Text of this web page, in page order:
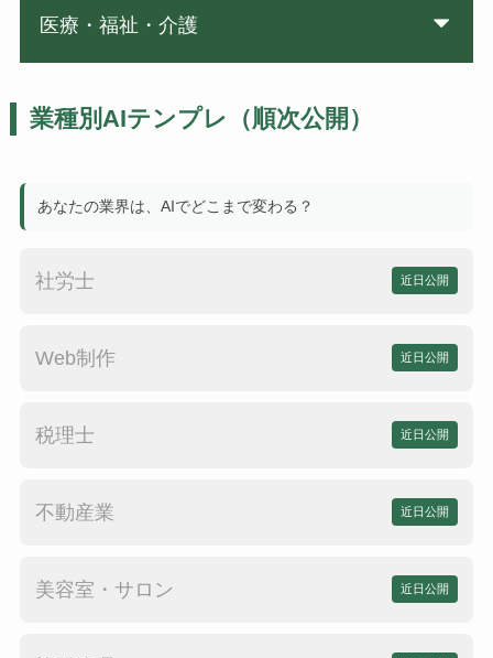
医療・福祉・介護
業種別AIテンプレ（順次公開）
あなたの業界は、AIでどこまで変わる？
社労士 近日公開
Web制作 近日公開
税理士 近日公開
不動産業 近日公開
美容室・サロン 近日公開